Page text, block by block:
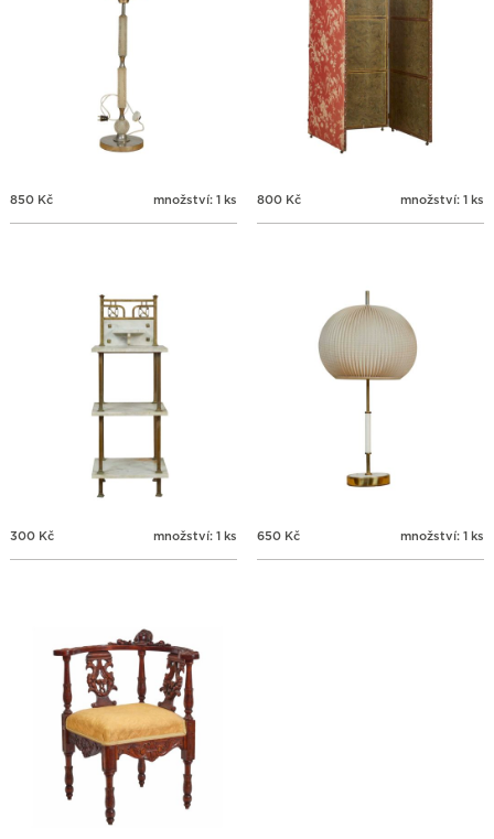
850 Kč množství: 1 ks 800 Kč množství: 1 ks
300 Kč množství: 1 ks 650 Kč množství: 1 ks